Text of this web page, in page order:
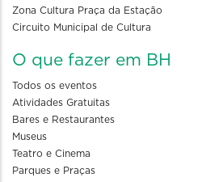
Zona Cultura Praça da Estação
Circuito Municipal de Cultura
O que fazer em BH
Todos os eventos
Atividades Gratuitas
Bares e Restaurantes
Museus
Teatro e Cinema
Parques e Praças